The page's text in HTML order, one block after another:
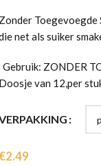
Toegevoegde
net als suiker
ZONDER
van 12,per
2.49